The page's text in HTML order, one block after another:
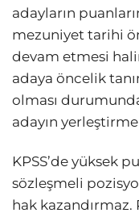
adayların
mezuniyet tarihi
devam etmesi
adaya öncelik
olması
adayın
KPSS’de yüksek
sözleşmeli
hak